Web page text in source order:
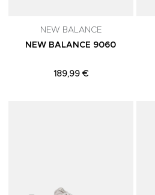
NEW BALANCE
NEW BALANCE 9060
189,99 €